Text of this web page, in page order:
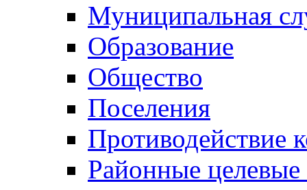
Муниципальная
Образование
Общество
Поселения
Противодействие
Районные